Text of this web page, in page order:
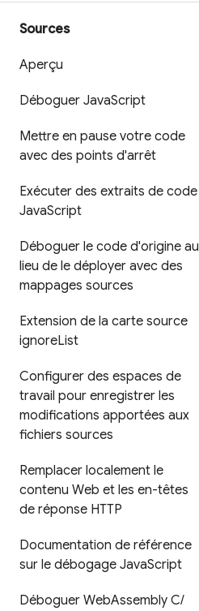
Sources
Aperçu
Déboguer JavaScript
Mettre en pause votre code
avec des points d'arrêt
Exécuter des extraits de code
JavaScript
Déboguer le code d'origine au
lieu de le déployer avec des
mappages sources
Extension de la carte source
ignoreList
Configurer des espaces de
travail pour enregistrer les
modifications apportées aux
fichiers sources
Remplacer localement le
contenu Web et les en-têtes
de réponse HTTP
Documentation de référence
sur le débogage JavaScript
Déboguer WebAssembly C/